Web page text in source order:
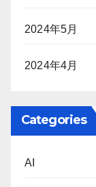
2024年5月
2024年4月
Categories
AI